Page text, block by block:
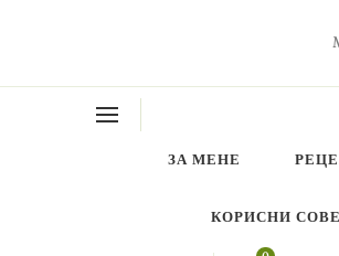
ЗА МЕНЕ
КОРИСНИ